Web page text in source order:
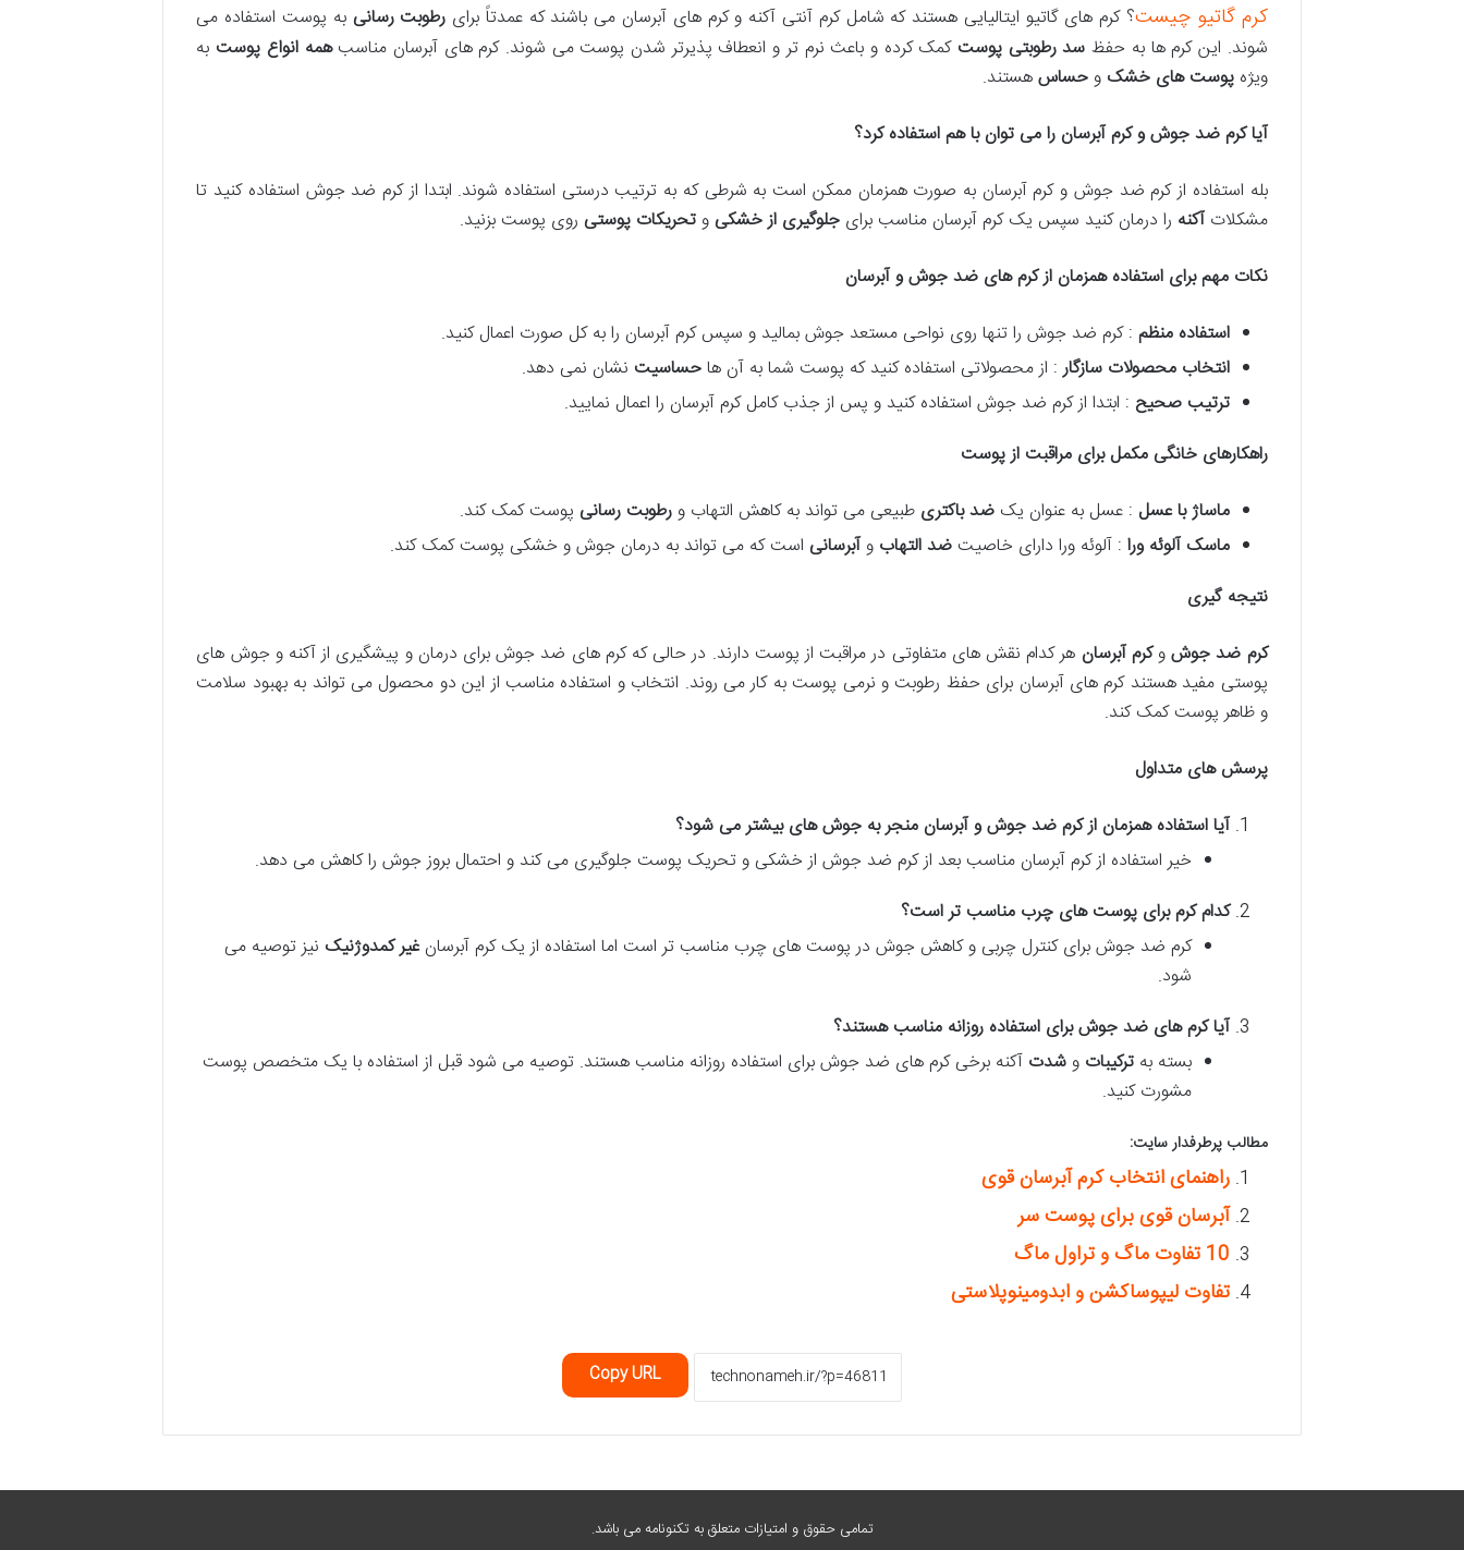
کرم گاتیو چیست؟ کرم های گاتیو ایتالیایی هستند که شامل کرم آنتی آکنه و کرم های آبرسان می باشند که عمدتاً برای رطوبت رسانی به پوست استفاده می
شوند. این کرم ها به حفظ سد رطوبتی پوست کمک کرده و باعث نرم تر و انعطاف پذیرتر شدن پوست می شوند. کرم های آبرسان مناسبهمه انواع پوست به
ویژهپوست های خشک وحساسهستند.
آیا کرم ضد جوش و کرم آبرسان را می توان با هم استفاده کرد؟
بله استفاده از کرم ضد جوش و کرم آبرسان به صورت همزمان ممکن است به شرطی که به ترتیب درستی استفاده شوند. ابتدا از کرم ضد جوش استفاده کنید تا
مشکلاتآکنه را درمان کنید سپس یک کرم آبرسان مناسب برایجلوگیری از خشکیوتحریکات پوستی روی پوست بزنید.
نکات مهم برای استفاده همزمان از کرم های ضد جوش و آبرسان
استفاده منظم : کرم ضد جوش را تنها روی نواحی مستعد جوش بمالید و سپس کرم آبرسان را به کل صورت اعمال کنید.
انتخاب محصولات سازگار: از محصولاتی استفاده کنید که پوست شما به آن هاحساسیت نشان نمی دهد.
ترتیب صحیح : ابتدا از کرم ضد جوش استفاده کنید و پس از جذب کامل کرم آبرسان را اعمال نمایید.
راهکارهای خانگی مکمل برای مراقبت از پوست
ماساژ با عسل : عسل به عنوان یکضد باکتری طبیعی می تواند به کاهش التهاب ورطوبت رسانی پوست کمک کند.
ماسک آلوئه ورا : آلوئه ورا دارای خاصیتضد التهاب وآبرسانی است که می تواند به درمان جوش و خشکی پوست کمک کند.
نتیجه گیری
کرم ضد جوشوکرم آبرسان هر کدام نقش های متفاوتی در مراقبت از پوست دارند. در حالی که کرم های ضد جوش برای درمان و پیشگیری از آکنه و جوش های
پوستی مفید هستند کرم های آبرسان برای حفظ رطوبت و نرمی پوست به کار می روند. انتخاب و استفاده مناسب از این دو محصول می تواند به بهبود سلامت
و ظاهر پوست کمک کند.
پرسش های متداول
آیا استفاده همزمان از کرم ضد جوش و آبرسان منجر به جوش های بیشتر می شود؟
خیر استفاده از کرم آبرسان مناسب بعد از کرم ضد جوش از خشکی و تحریک پوست جلوگیری می کند و احتمال بروز جوش را کاهش می دهد.
کدام کرم برای پوست های چرب مناسب تر است؟
کرم ضد جوش برای کنترل چربی و کاهش جوش در پوست های چرب مناسب تر است اما استفاده از یک کرم آبرسانغیر کمدوژنیک نیز توصیه می
شود.
آیا کرم های ضد جوش برای استفاده روزانه مناسب هستند؟
بسته بهترکیبات وشدت آکنه برخی کرم های ضد جوش برای استفاده روزانه مناسب هستند. توصیه می شود قبل از استفاده با یک متخصص پوست
مشورت کنید.
مطالب پرطرفدار سایت:
راهنمای انتخاب کرم آبرسان قوی
آبرسان قوی برای پوست سر
10 تفاوت ماگ و تراول ماگ
تفاوت لیپوساکشن و ابدومینوپلاستی
Copy URL
تمامی حقوق و امتیازات متعلق به تکنونامه می باشد.